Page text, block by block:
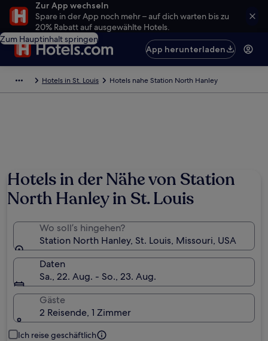
Zur App wechseln
Spare in der App noch mehr – auf dich warten bis zu
20% Rabatt auf ausgewählte Hotels.
Zum Hauptinhalt springen
App herunterladen
Hotels in St. Louis Hotels nahe Station North Hanley
Hotels in der Nähe von Station
North Hanley in St. Louis
Wo soll’s hingehen?
Station North Hanley, St. Louis, Missouri, USA
Daten
Sa., 22. Aug. - So., 23. Aug.
Gäste
2 Reisende, 1 Zimmer
Ich reise geschäftlich